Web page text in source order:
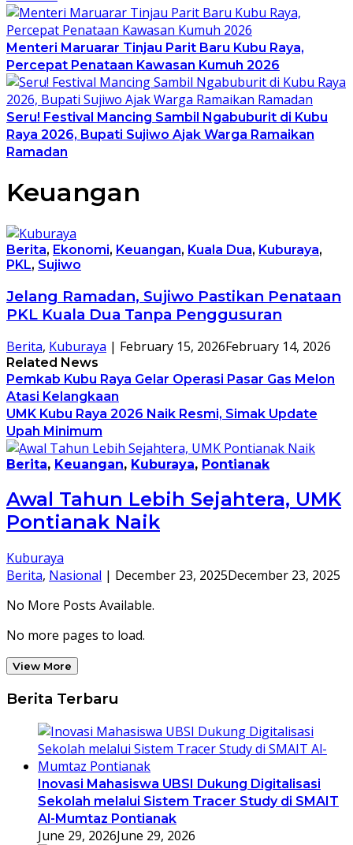
Menteri Maruarar Tinjau Parit Baru Kubu Raya,
Percepat Penataan Kawasan Kumuh 2026
Seru! Festival Mancing Sambil Ngabuburit di Kubu
Raya 2026, Bupati Sujiwo Ajak Warga Ramaikan
Ramadan
Keuangan
Berita, Ekonomi, Keuangan, Kuala Dua, Kuburaya,
PKL, Sujiwo
Jelang Ramadan, Sujiwo Pastikan Penataan
PKL Kuala Dua Tanpa Penggusuran
Berita, Kuburaya | February 15, 2026February 14, 2026
Related News
Pemkab Kubu Raya Gelar Operasi Pasar Gas Melon
Atasi Kelangkaan
UMK Kubu Raya 2026 Naik Resmi, Simak Update
Upah Minimum
Berita, Keuangan, Kuburaya, Pontianak
Awal Tahun Lebih Sejahtera, UMK
Pontianak Naik
Kuburaya
Berita, Nasional | December 23, 2025December 23, 2025
No More Posts Available.
No more pages to load.
View More
Berita Terbaru
Inovasi Mahasiswa UBSI Dukung Digitalisasi
Sekolah melalui Sistem Tracer Study di SMAIT
Al-Mumtaz Pontianak
June 29, 2026June 29, 2026